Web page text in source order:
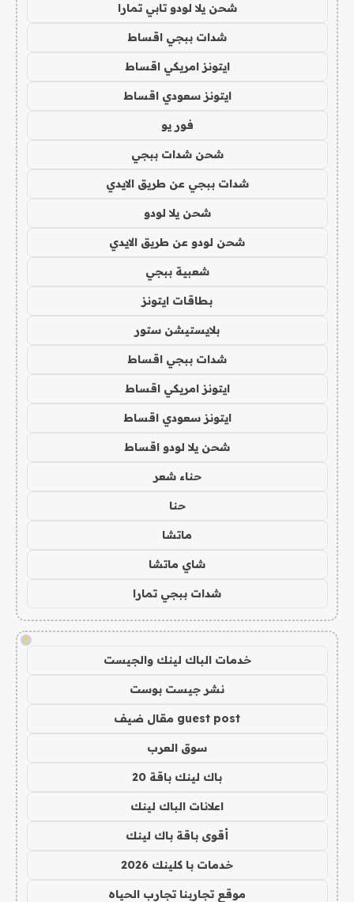
شحن يلا لودو تابي تمارا
شدات ببجي اقساط
ايتونز امريكي اقساط
ايتونز سعودي اقساط
فور يو
شحن شدات ببجي
شدات ببجي عن طريق الايدي
شحن يلا لودو
شحن لودو عن طريق الايدي
شعبية ببجي
بطاقات ايتونز
بلايستيشن ستور
شدات ببجي اقساط
ايتونز امريكي اقساط
ايتونز سعودي اقساط
شحن يلا لودو اقساط
حناء شعر
حنا
ماتشا
شاي ماتشا
شدات ببجي تمارا
!
خدمات الباك لينك والجيست
نشر جيست بوست
guest post مقال ضيف
سوق العرب
باك لينك باقة 20
اعلانات الباك لينك
أقوى باقة باك لينك
خدمات با كلينك 2026
موقع تجاربنا تجارب الحياه